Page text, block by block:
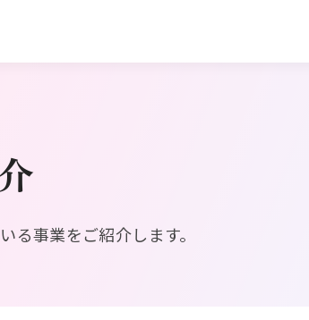
る事業をご紹介します。